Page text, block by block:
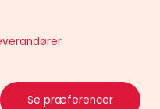
Se præferencer